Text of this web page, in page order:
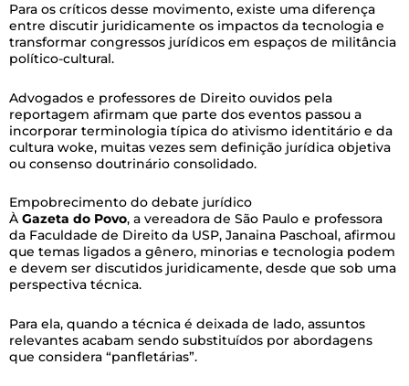
Para os críticos desse movimento, existe uma diferença
entre discutir juridicamente os impactos da tecnologia e
transformar congressos jurídicos em espaços de militância
político-cultural.
Advogados e professores de Direito ouvidos pela
reportagem afirmam que parte dos eventos passou a
incorporar terminologia típica do ativismo identitário e da
cultura woke, muitas vezes sem definição jurídica objetiva
ou consenso doutrinário consolidado.
Empobrecimento do debate jurídico
À Gazeta do Povo, a vereadora de São Paulo e professora
da Faculdade de Direito da USP, Janaina Paschoal, afirmou
que temas ligados a gênero, minorias e tecnologia podem
e devem ser discutidos juridicamente, desde que sob uma
perspectiva técnica.
Para ela, quando a técnica é deixada de lado, assuntos
relevantes acabam sendo substituídos por abordagens
que considera “panfletárias”.